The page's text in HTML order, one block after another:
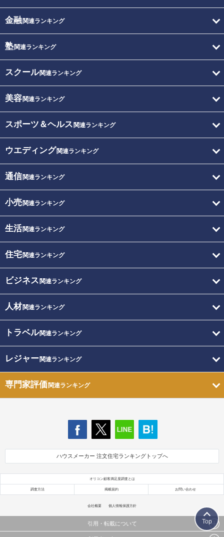
金融関連ランキング
塾関連ランキング
スクール関連ランキング
美容関連ランキング
スポーツ＆ヘルス 関連ランキング
ウエディング関連ランキング
通信関連ランキング
小売関連ランキング
生活関連ランキング
住宅関連ランキング
ビジネス 関連ランキング
人材関連ランキング
トラベル関連ランキング
レジャー関連ランキング
専門家評価関連ランキング
ハウスメーカー 注文住宅ランキングトップへ
オリコン顧客満足度調査とは
調査方法 掲載規約 お問い合わせ
会社概要 個人情報保護方針
引用・転載について Top